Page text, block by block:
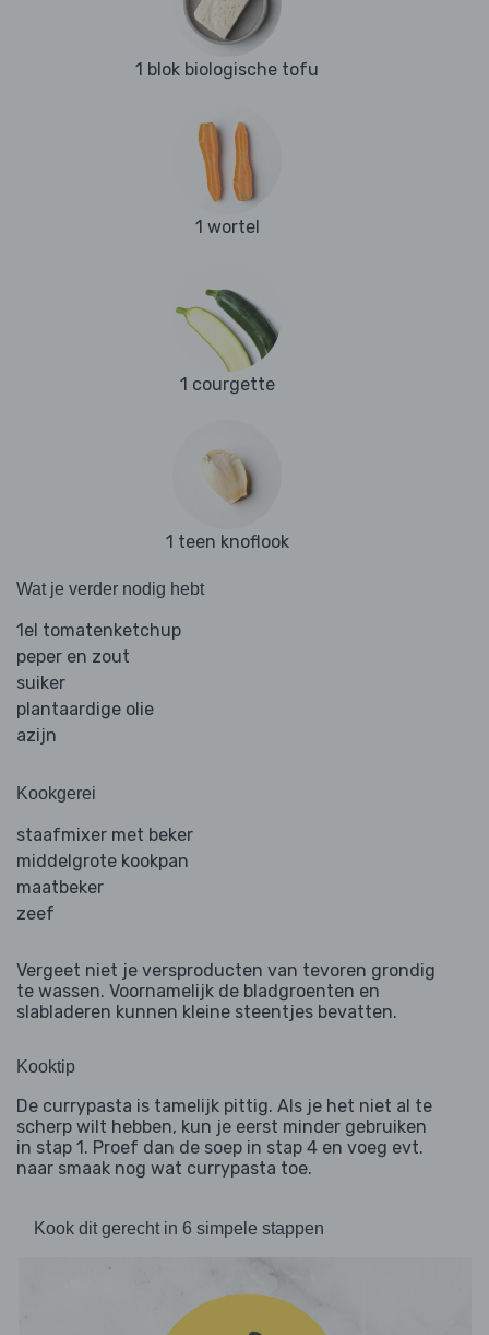
1 blok biologische tofu
1 wortel
1 courgette
1 teen knoflook
Wat je verder nodig hebt
1el tomatenketchup
peper en zout
suiker
plantaardige olie
azijn
Kookgerei
staafmixer met beker
middelgrote kookpan
maatbeker
zeef
Vergeet niet je versproducten van tevoren grondig
te wassen. Voornamelijk de bladgroenten en
slabladeren kunnen kleine steentjes bevatten.
Kooktip
De currypasta is tamelijk pittig. Als je het niet al te
scherp wilt hebben, kun je eerst minder gebruiken
in stap 1. Proef dan de soep in stap 4 en voeg evt.
naar smaak nog wat currypasta toe.
Kook dit gerecht in 6 simpele stappen